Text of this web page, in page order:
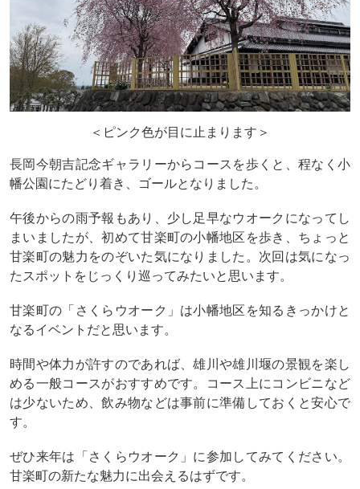
＜ピンク色が目に止まります＞
長岡今朝吉記念ギャラリーからコースを歩くと、程なく小
幡公園にたどり着き、ゴールとなりました。
午後からの雨予報もあり、少し足早なウオークになってし
まいましたが、初めて甘楽町の小幡地区を歩き、ちょっと
甘楽町の魅力をのぞいた気になりました。次回は気になっ
たスポットをじっくり巡ってみたいと思います。
甘楽町の「さくらウオーク」は小幡地区を知るきっかけと
なるイベントだと思います。
時間や体力が許すのであれば、雄川や雄川堰の景観を楽し
める一般コースがおすすめです。コース上にコンビニなど
は少ないため、飲み物などは事前に準備しておくと安心で
す。
ぜひ来年は「さくらウオーク」に参加してみてください。
甘楽町の新たな魅力に出会えるはずです。